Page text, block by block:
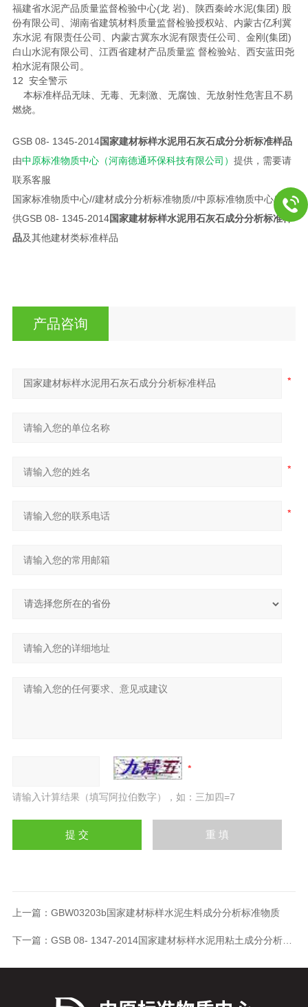
福建省水泥产品质量监督检验中心(龙 岩)、陕西秦岭水泥(集团) 股
份有限公司、湖南省建筑材料质量监督检验授权站、内蒙古亿利冀
东水泥 有限责任公司、内蒙古冀东水泥有限责任公司、金刚(集团)
白山水泥有限公司、江西省建材产品质量监 督检验站、西安蓝田尧
柏水泥有限公司。
12 安全警示
本标准样品无味、无毒、无刺激、无腐蚀、无放射性危害且不易
燃烧。
GSB 08- 1345-2014国家建材标样水泥用石灰石成分分析标准样品
由中原标准物质中心（河南德通环保科技有限公司） 提供，需要请
联系客服
国家标准物质中心//建材成分分析标准物质//中原标准物质中心//提
供GSB 08- 1345-2014国家建材标样水泥用石灰石成分分析标准样
品及其他建材类标准样品
产品咨询
请输入计算结果（填写阿拉伯数字），如：三加四=7
上一篇： GBW03203b国家建材标样水泥生料成分分析标准物质
下一篇： GSB 08- 1347-2014国家建材标样水泥用粘土成分分析标准样品